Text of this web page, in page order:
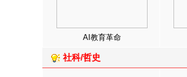
AI教育革命
社科/哲史